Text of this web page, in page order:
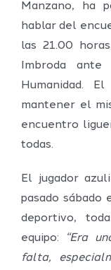
Manzano, ha
hablar del
las 21.00
Imbroda
Humanidad.
mantener el
encuentro
todas.
El jugador
pasado sábado
deportivo,
equipo:
“Era
falta,